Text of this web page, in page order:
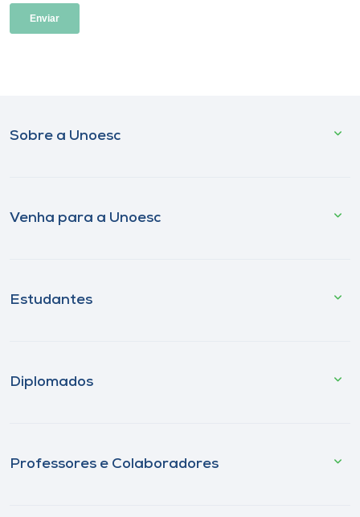
Sobre a Unoesc
Venha para a Unoesc
Estudantes
Diplomados
Professores e Colaboradores